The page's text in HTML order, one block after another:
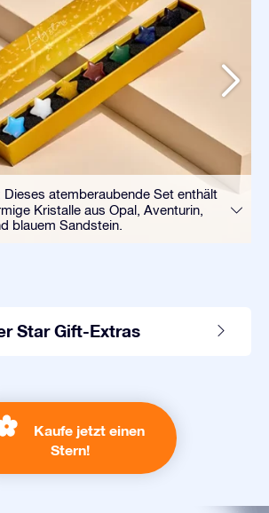
Dieses atemberaubende Set enthält
Kristalle aus Opal, Aventurin,
blauem Sandstein.
Star Gift-Extras
Kaufe jetzt einen
Stern!